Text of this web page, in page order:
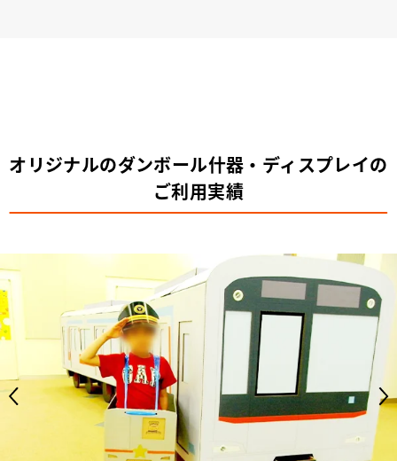
オリジナルのダンボール什器・ディスプレイの
ご利用実績